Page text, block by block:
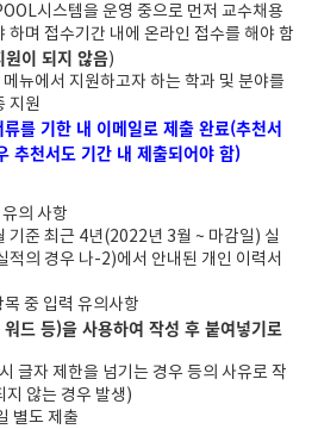
시스템을 운영 중으로 먼저 교수채용
하며 접수기간 내에 온라인 접수를 해야 함
이 되지 않음)
뉴에서 지원하고자 하는 학과 및 분야를
지원
를 기한 내 이메일로 제출 완료(추천서
추천서도 기간 내 제출되어야 함)
의 사항
기준 최근 4년(2022년 3월 ~ 마감일) 실
적의 경우 나-2)에서 안내된 개인 이력서
중 입력 유의사항
드 등)을 사용하여 작성 후 붙여넣기로
글자 제한을 넘기는 경우 등의 사유로 작
지 않는 경우 발생)
별도 제출